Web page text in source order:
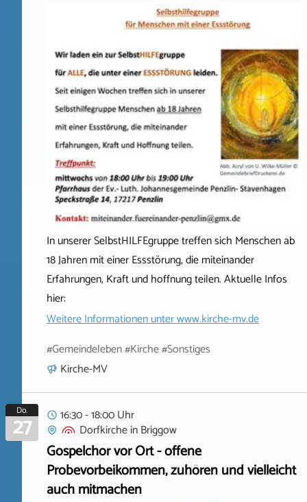
In unserer SelbstHILFEgruppe treffen sich Menschen ab
18 Jahren mit einer Essstörung, die miteinander
Erfahrungen, Kraft und hoffnung teilen. Aktuelle Infos
hier:
Weitere Informationen unterwww.kirche-mv.de
#Gemeindeleben #Kirche #Sonstiges
Kirche-MV
Do.
27
16:30 - 18:00 Uhr
DorfkircheinBriggow
Gospelchor vor Ort - offene
Probevorbeikommen, zuhören und vielleicht
auch mitmachen